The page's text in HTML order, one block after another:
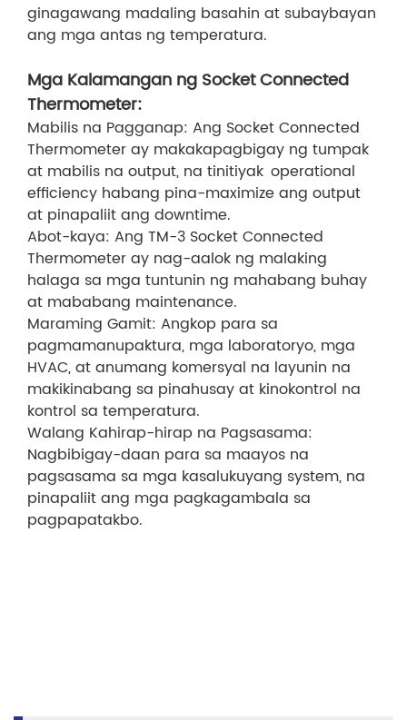
ginagawang madaling basahin at subaybayan
ang mga antas ng temperatura.
Mga Kalamangan ng Socket Connected
Thermometer:
Mabilis na Pagganap: Ang Socket Connected
Thermometer ay makakapagbigay ng tumpak
at mabilis na output, na tinitiyak operational
efficiency habang pina-maximize ang output
at pinapaliit ang downtime.
Abot-kaya: Ang TM-3 Socket Connected
Thermometer ay nag-aalok ng malaking
halaga sa mga tuntunin ng mahabang buhay
at mababang maintenance.
Maraming Gamit: Angkop para sa
pagmamanupaktura, mga laboratoryo, mga
HVAC, at anumang komersyal na layunin na
makikinabang sa pinahusay at kinokontrol na
kontrol sa temperatura.
Walang Kahirap-hirap na Pagsasama:
Nagbibigay-daan para sa maayos na
pagsasama sa mga kasalukuyang system, na
pinapaliit ang mga pagkagambala sa
pagpapatakbo.